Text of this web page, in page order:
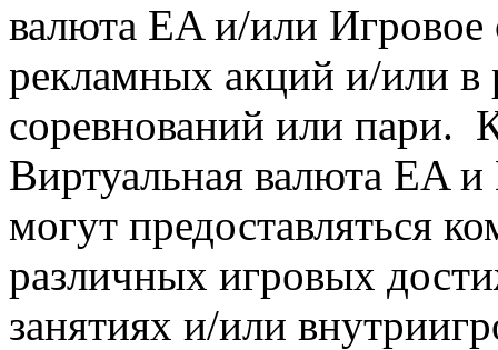
валюта EA и/или
рекламных акций и/или в
соревнований или пари.
Виртуальная валюта EA
могут предоставляться
различных игровых
занятиях и/или